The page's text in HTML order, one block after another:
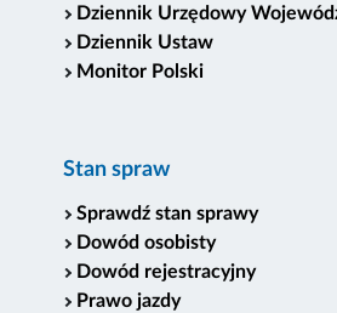
Dziennik Urzędowy
Dziennik Ustaw
Monitor Polski
Stan spraw
Sprawdź stan sprawy
Dowód osobisty
Dowód rejestracyjny
Prawo jazdy